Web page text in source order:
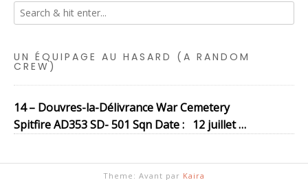
UN ÉQUIPAGE AU HASARD (A RANDOM
CREW)
14 – Douvres-la-Délivrance War Cemetery
Spitfire AD353 SD- 501 Sqn Date : 12 juillet …
Theme: Avant par Kaira